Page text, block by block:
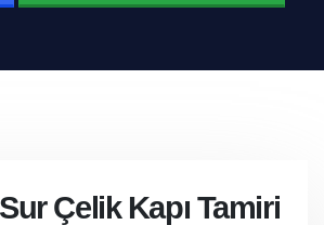
Çelik Kapı Tamiri